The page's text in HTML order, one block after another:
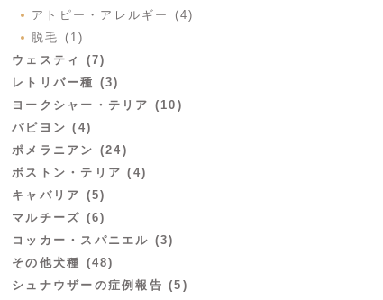
アトピー・アレルギー (4)
脱毛 (1)
ウェスティ (7)
レトリバー種 (3)
ヨークシャー・テリア (10)
パピヨン (4)
ポメラニアン (24)
ボストン・テリア (4)
キャバリア (5)
マルチーズ (6)
コッカー・スパニエル (3)
その他犬種 (48)
シュナウザーの症例報告 (5)